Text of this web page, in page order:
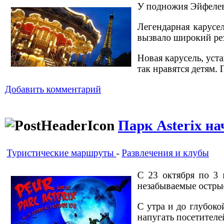
У подножия
Легендарная
вызвало широкий
Новая карусель,
так нравятся детям.
Добавить комментарий
Парк Asterix
Туристические маршруты - Развлечения и клубы
С 23 октября по 3
незабываемые
С утра и до
напугать